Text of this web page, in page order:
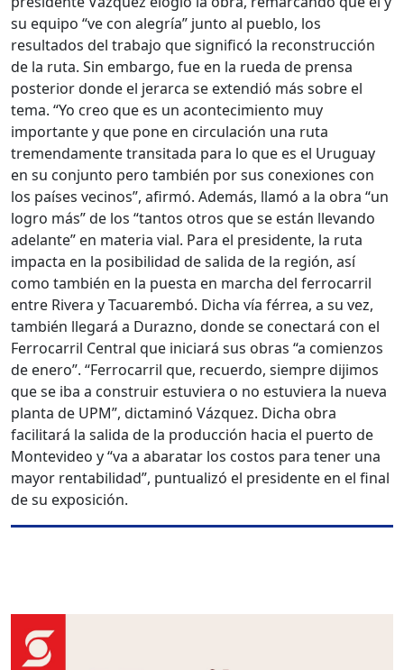
su equipo “ve con alegría” junto al pueblo, los
resultados del trabajo que significó la reconstrucción
de la ruta. Sin embargo, fue en la rueda de prensa
posterior donde el jerarca se extendió más sobre el
tema. “Yo creo que es un acontecimiento muy
importante y que pone en circulación una ruta
tremendamente transitada para lo que es el Uruguay
en su conjunto pero también por sus conexiones con
los países vecinos”, afirmó. Además, llamó a la obra “un
logro más” de los “tantos otros que se están llevando
adelante” en materia vial. Para el presidente, la ruta
impacta en la posibilidad de salida de la región, así
como también en la puesta en marcha del ferrocarril
entre Rivera y Tacuarembó. Dicha vía férrea, a su vez,
también llegará a Durazno, donde se conectará con el
Ferrocarril Central que iniciará sus obras “a comienzos
de enero”. “Ferrocarril que, recuerdo, siempre dijimos
que se iba a construir estuviera o no estuviera la nueva
planta de UPM”, dictaminó Vázquez. Dicha obra
facilitará la salida de la producción hacia el puerto de
Montevideo y “va a abaratar los costos para tener una
mayor rentabilidad”, puntualizó el presidente en el final
de su exposición.